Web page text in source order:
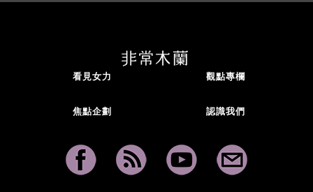
看見女力 觀點專欄
焦點企劃 認識我們